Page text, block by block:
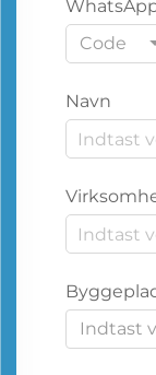
Code
Navn
Indtast